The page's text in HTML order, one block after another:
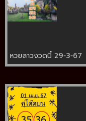
หวยลาวงวดนี้ 29-3-67